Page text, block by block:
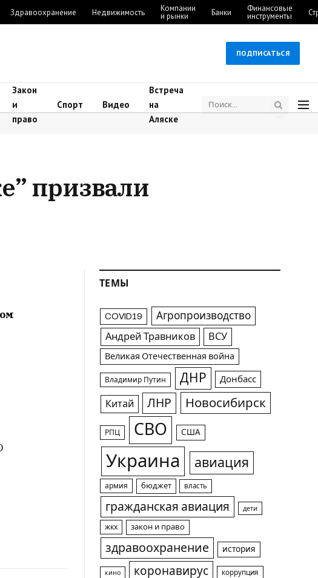
Здравоохранение Недвижимость Компании
и рынки Банки Финансовые
инструменты
ПОДПИСАТЬСЯ
Закон
и
право
Спорт Видео
Встреча
на
Аляске
призвали
ТЕМЫ
COVID19 Агропроизводство
Андрей Травников ВСУ
Великая Отечественная война
Владимир Путин ДНР Донбасс
Китай ЛНР Новосибирск
РПЦ СВО США
Украина авиация
армия бюджет власть
гражданская авиация дети
жкх закон и право
здравоохранение история
кино коронавирус коррупция